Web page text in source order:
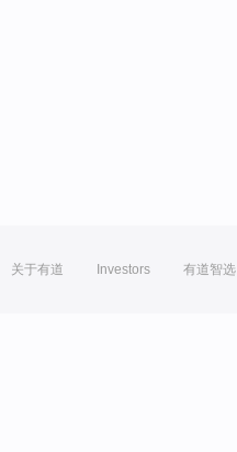
关于有道 Investors 有道智选